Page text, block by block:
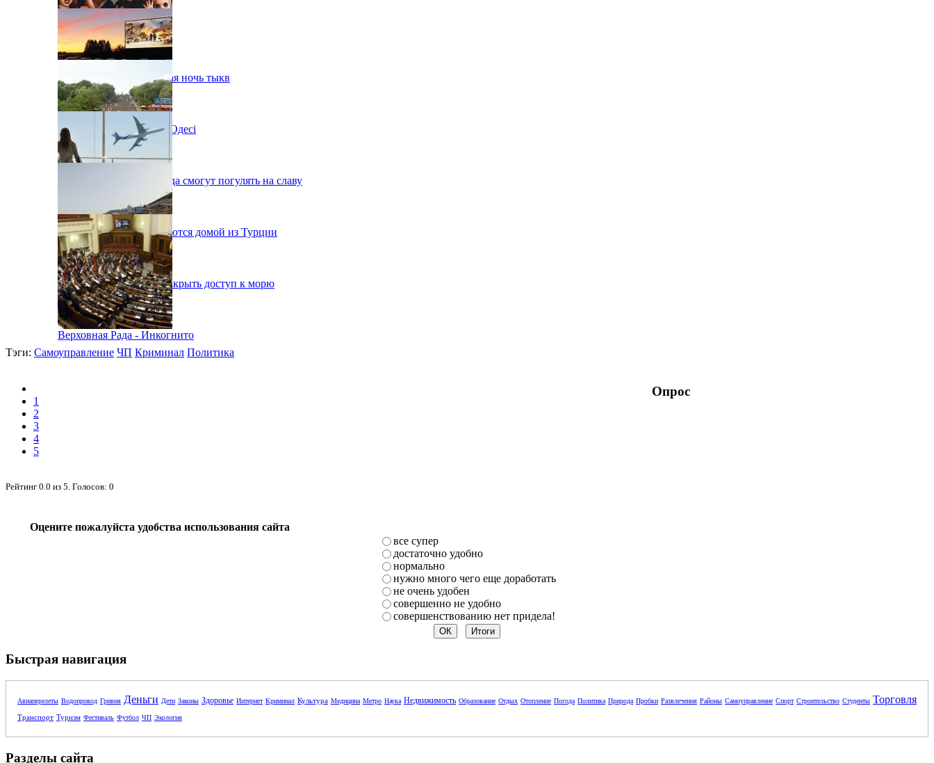
В Одессе пройдет шестая ночь тыкв
Новий автокінотеатр в Одесі
Одесситы на День города смогут погулять на славу
38 украинцев возвращаются домой из Турции
В Одессе вынуждены закрыть доступ к морю
Верховная Рада - Инкогнито
Тэги: Самоуправление ЧП Криминал Политика
1
2
3
4
5
Рейтинг 0.0 из 5 . Голосов: 0
Опрос
Оцените пожалуйста удобства использования сайта
все супер
достаточно удобно
нормально
нужно много чего еще доработать
не очень удобен
совершенно не удобно
совершенствованию нет придела!
Быстрая навигация
Авиаперелеты Водопровод Гривня Деньги Дети Законы Здоровье Интернет Криминал Культура Медицина Метро Наука Недвижимость Образование Отдых Отопление Погода Политика Природа Пробки Развлечения Районы Самоуправление Спорт Строительство Студенты Торговля
Транспорт Туризм Фестиваль Футбол ЧП Экология
Разделы сайта